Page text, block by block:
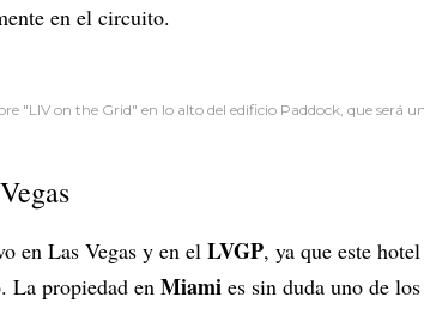
en el circuito.
"LIV on the Grid" en lo alto del edificio Paddock, que será
en Las Vegas y en el LVGP, ya que este
La propiedad en Miami es sin duda uno de